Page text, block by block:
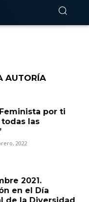
AUTORÍA
por ti
las
2022
2021.
en el Día